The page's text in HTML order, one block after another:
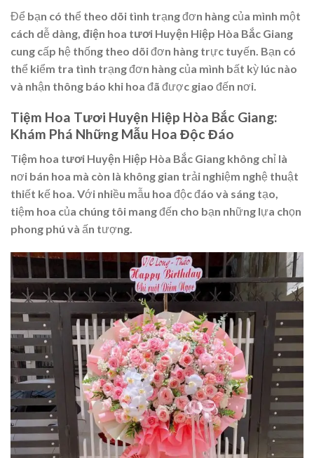
Để bạn có thể theo dõi tình trạng đơn hàng của mình một
cách dễ dàng, điện hoa tươi Huyện Hiệp Hòa Bắc Giang
cung cấp hệ thống theo dõi đơn hàng trực tuyến. Bạn có
thể kiểm tra tình trạng đơn hàng của mình bất kỳ lúc nào
và nhận thông báo khi hoa đã được giao đến nơi.
Tiệm Hoa Tươi Huyện Hiệp Hòa Bắc Giang:
Khám Phá Những Mẫu Hoa Độc Đáo
Tiệm hoa tươi Huyện Hiệp Hòa Bắc Giang không chỉ là
nơi bán hoa mà còn là không gian trải nghiệm nghệ thuật
thiết kế hoa. Với nhiều mẫu hoa độc đáo và sáng tạo,
tiệm hoa của chúng tôi mang đến cho bạn những lựa chọn
phong phú và ấn tượng.